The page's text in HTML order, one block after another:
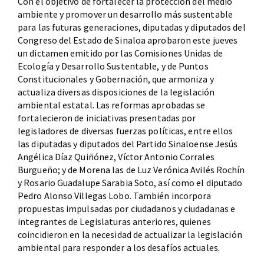
ambiente y promover un desarrollo más sustentable
para las futuras generaciones, diputadas y diputados del
Congreso del Estado de Sinaloa aprobaron este jueves
un dictamen emitido por las Comisiones Unidas de
Ecología y Desarrollo Sustentable, y de Puntos
Constitucionales y Gobernación, que armoniza y
actualiza diversas disposiciones de la legislación
ambiental estatal. Las reformas aprobadas se
fortalecieron de iniciativas presentadas por
legisladores de diversas fuerzas políticas, entre ellos
las diputadas y diputados del Partido Sinaloense Jesús
Angélica Díaz Quiñónez, Víctor Antonio Corrales
Burgueño; y de Morena las de Luz Verónica Avilés Rochín
y Rosario Guadalupe Sarabia Soto, así como el diputado
Pedro Alonso Villegas Lobo. También incorpora
propuestas impulsadas por ciudadanos y ciudadanas e
integrantes de Legislaturas anteriores, quienes
coincidieron en la necesidad de actualizar la legislación
ambiental para responder a los desafíos actuales.